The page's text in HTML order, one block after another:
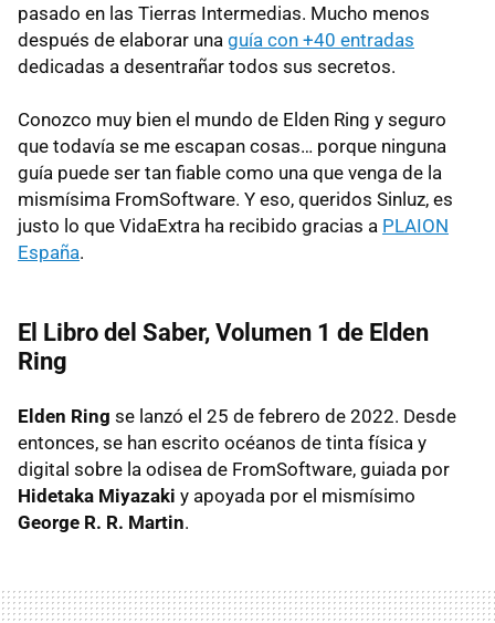
pasado en las Tierras Intermedias. Mucho menos
después de elaborar una guía con +40 entradas
dedicadas a desentrañar todos sus secretos.
Conozco muy bien el mundo de Elden Ring y seguro
que todavía se me escapan cosas… porque ninguna
guía puede ser tan fiable como una que venga de la
mismísima FromSoftware. Y eso, queridos Sinluz, es
justo lo que VidaExtra ha recibido gracias a PLAION
España.
El Libro del Saber, Volumen 1 de Elden
Ring
Elden Ring se lanzó el 25 de febrero de 2022. Desde
entonces, se han escrito océanos de tinta física y
digital sobre la odisea de FromSoftware, guiada por
Hidetaka Miyazaki y apoyada por el mismísimo
George R. R. Martin.